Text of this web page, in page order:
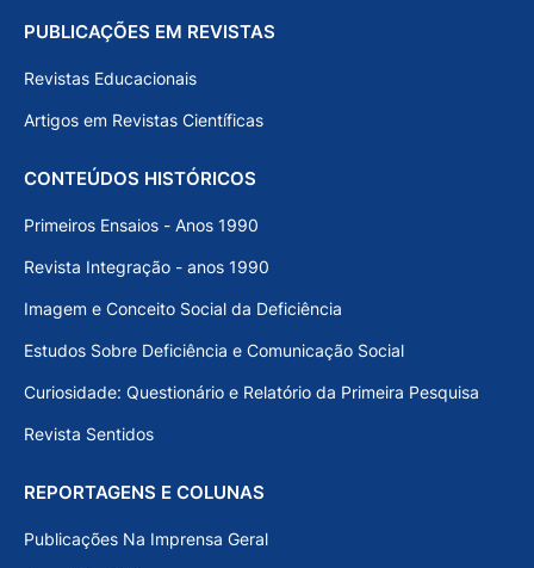
PUBLICAÇÕES EM REVISTAS
Revistas Educacionais
Artigos em Revistas Científicas
CONTEÚDOS HISTÓRICOS
Primeiros Ensaios - Anos 1990
Revista Integração - anos 1990
Imagem e Conceito Social da Deficiência
Estudos Sobre Deficiência e Comunicação Social
Curiosidade: Questionário e Relatório da Primeira Pesquisa
Revista Sentidos
REPORTAGENS E COLUNAS
Publicações Na Imprensa Geral